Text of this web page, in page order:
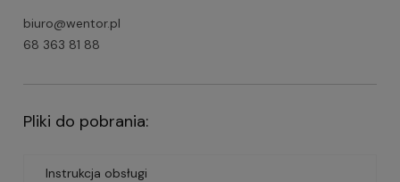
biuro@wentor.pl
68 363 81 88
Pliki do pobrania:
Instrukcja obsługi